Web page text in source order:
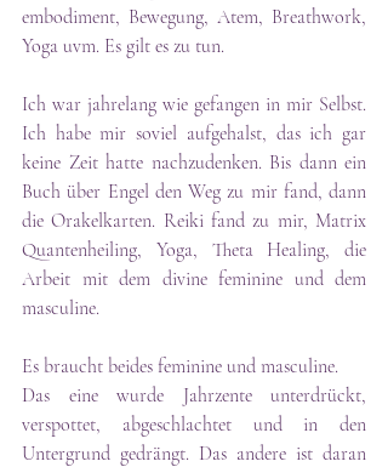
embodiment, Bewegung, Atem, Breathwork,
Yoga uvm. Es gilt es zu tun.
Ich war jahrelang wie gefangen in mir Selbst.
Ich habe mir soviel aufgehalst, das ich gar
keine Zeit hatte nachzudenken. Bis dann ein
Buch über Engel den Weg zu mir fand, dann
die Orakelkarten. Reiki fand zu mir, Matrix
Quantenheiling, Yoga, Theta Healing, die
Arbeit mit dem divine feminine und dem
masculine.
Es braucht beides feminine und masculine.
Das eine wurde Jahrzente unterdrückt,
verspottet, abgeschlachtet und in den
Untergrund gedrängt. Das andere ist daran